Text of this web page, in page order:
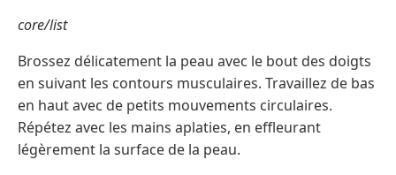
core/list
Brossez délicatement la peau avec le bout des doigts
en suivant les contours musculaires. Travaillez de bas
en haut avec de petits mouvements circulaires.
Répétez avec les mains aplaties, en effleurant
légèrement la surface de la peau.